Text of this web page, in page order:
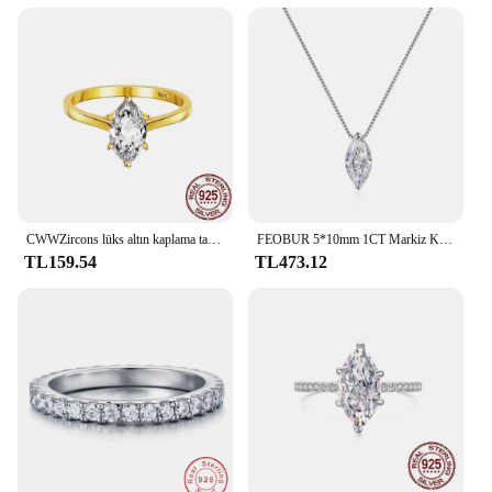
beauty; it's about versatility. Available in a range of
sizes, from dainty to bold, these rings are perfect for
those who appreciate a touch of sparkle without
overwhelming their style. The sets, which include
multiple rings, offer the opportunity to mix and
match, allowing for a personalized look that suits
your mood or outfit. Whether you're dressing up for
a formal event or adding a subtle touch of luxury to
your everyday ensemble, these rings are the perfect
accessory to elevate your style.
**Quality and Authenticity**
Understanding the importance of quality, each
of the 14K gold ensures that these rings withstand
the test of time, while the hypoallergenic nature of
the material makes them suitable for those with
sensitive skin. Each ring is accompanied by a
certificate of authenticity, guaranteeing the value
and quality of your purchase. As a wholesale and
vendor-supplied product, you can trust that these
CWWZircons lüks altın kaplama takı S925 gümüş 1ct markiz kesim zirkon yüzük kadınlar için düğün nişan parti SR031
TL159.54
FEOBUR 5*10mm 1CT Markiz Kesim Mozanit Pırlanta Kolye Kadınlar için Sertifikalı 925 Ayar Gümüş Boyun Zinciri Parti Takı Hediye
TL473.12